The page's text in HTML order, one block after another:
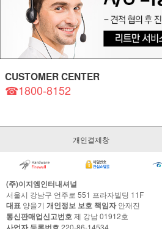
CUSTOMER CENTER
☎1800-8152
개인결제창
(주)이지엠인터내셔널
서울시 강남구 언주로 551 프라자빌딩 11F
대표 양을기 개인정보 보호 책임자안재진
통신판매업신고번호제 강남 01912호